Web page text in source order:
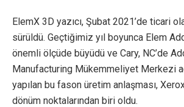
ElemX 3D yazıcı, Şubat 2021’de ticari
sürüldü. Geçtiğimiz yıl boyunca Elem
önemli ölçüde büyüdü ve Cary, NC’de
Manufacturing Mükemmeliyet Merkezi
yapılan bu fason üretim anlaşması,
dönüm noktalarından biri oldu.